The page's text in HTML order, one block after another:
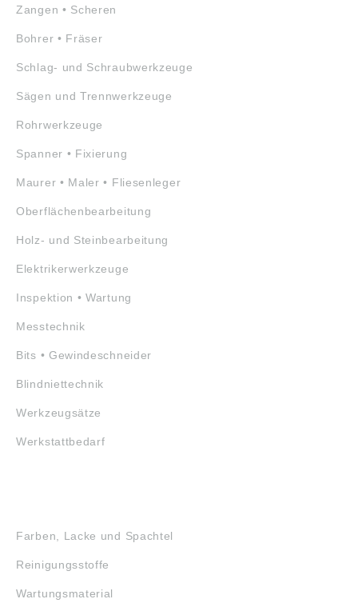
Zangen • Scheren
Bohrer • Fräser
Schlag- und Schraubwerkzeuge
Sägen und Trennwerkzeuge
Rohrwerkzeuge
Spanner • Fixierung
Maurer • Maler • Fliesenleger
Oberflächenbearbeitung
Holz- und Steinbearbeitung
Elektrikerwerkzeuge
Inspektion • Wartung
Messtechnik
Bits • Gewindeschneider
Blindniettechnik
Werkzeugsätze
Werkstattbedarf
Farben, Lacke und Spachtel
Reinigungsstoffe
Wartungsmaterial